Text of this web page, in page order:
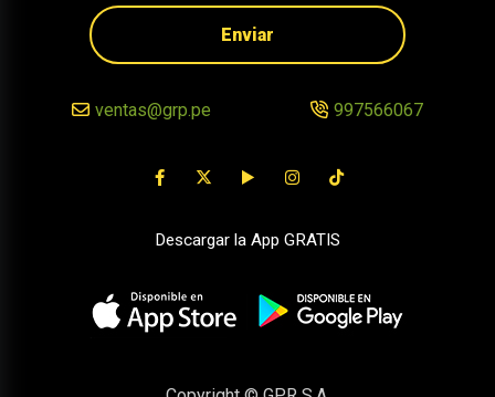
Enviar
ventas@grp.pe 997566067
Descargar la App GRATIS